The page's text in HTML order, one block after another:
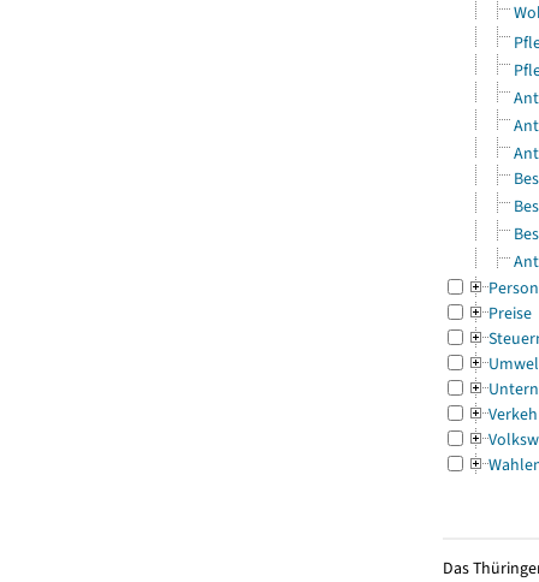
Preise
Das